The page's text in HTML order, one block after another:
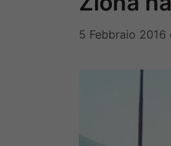
5 Febbraio 2016